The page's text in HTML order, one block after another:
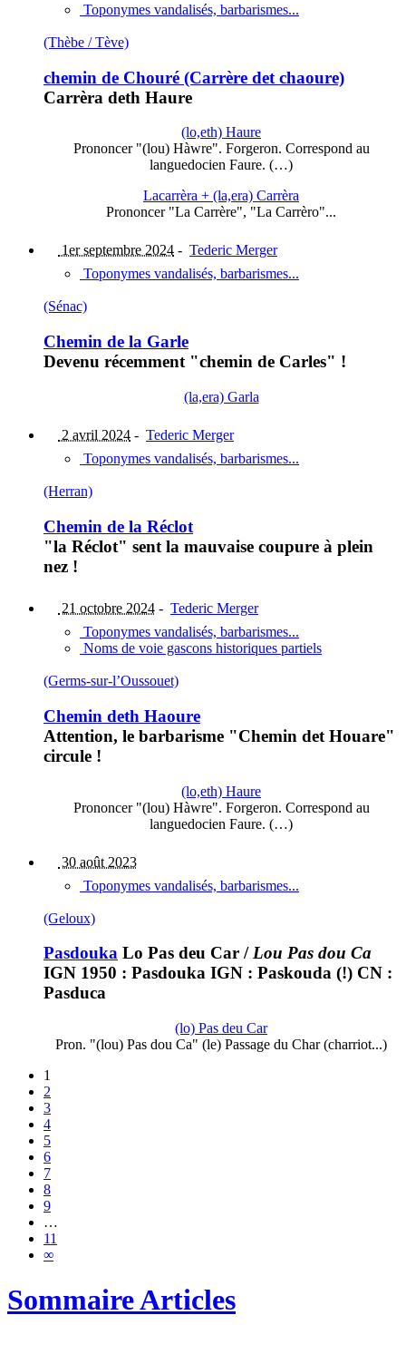
Toponymes vandalisés, barbarismes...
(Thèbe / Tève)
chemin de Chouré (Carrère det chaoure)
Carrèra deth Haure
(lo,eth) Haure
Prononcer "(lou) Hàwre". Forgeron. Correspond au
languedocien Faure. (…)
Lacarrèra + (la,era) Carrèra
Prononcer "La Carrère", "La Carrèro"...
1er septembre 2024 - Tederic Merger
Toponymes vandalisés, barbarismes...
(Sénac)
Chemin de la Garle
Devenu récemment "chemin de Carles" !
(la,era) Garla
2 avril 2024 - Tederic Merger
Toponymes vandalisés, barbarismes...
(Herran)
Chemin de la Réclot
"la Réclot" sent la mauvaise coupure à plein
nez !
21 octobre 2024 - Tederic Merger
Toponymes vandalisés, barbarismes...
Noms de voie gascons historiques partiels
(Germs-sur-l’Oussouet)
Chemin deth Haoure
Attention, le barbarisme "Chemin det Houare"
circule !
(lo,eth) Haure
Prononcer "(lou) Hàwre". Forgeron. Correspond au
languedocien Faure. (…)
30 août 2023
Toponymes vandalisés, barbarismes...
(Geloux)
Pasdouka Lo Pas deu Car /Lou Pas dou Ca
IGN 1950 : Pasdouka IGN : Paskouda (!) CN :
Pasduca
(lo) Pas deu Car
Pron. "(lou) Pas dou Ca" (le) Passage du Char (charriot...)
1
2
3
4
5
6
7
8
9
…
11
∞
Sommaire Articles